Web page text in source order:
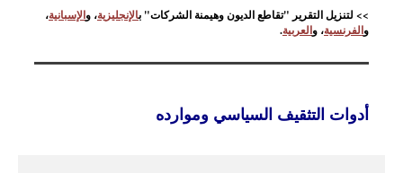
>> لتنزيل التقرير "تقاطع الديون وهيمنة الشركات" بالإنجليزية، والإسبانية،
والفرنسية، والعربية.
أدوات التثقيف السياسي وموارده